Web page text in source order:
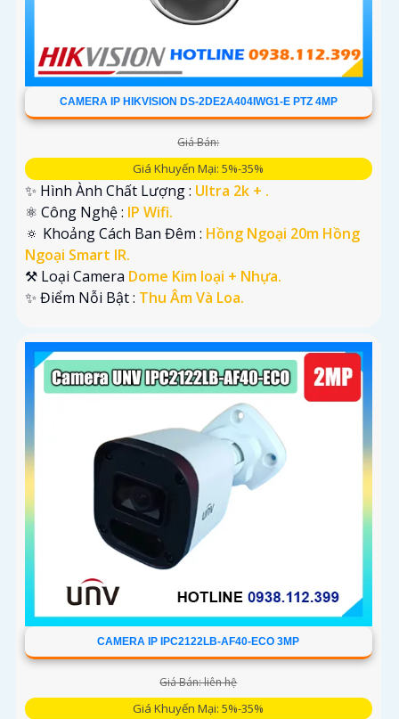
CAMERA IP HIKVISION DS-2DE2A404IWG1-E PTZ 4MP
Giá Bán:
Giá Khuyến Mại: 5%-35%
✨ Hình Ành Chất Lượng : Ultra 2k + .
⚛️ Công Nghệ : IP Wifi.
🔅 Khoảng Cách Ban Đêm : Hồng Ngoại 20m Hồng
Ngoại Smart IR.
⚒ Loại Camera Dome Kim loại + Nhựa.
️✨ Điểm Nỗi Bật : Thu Âm Và Loa.
CAMERA IP IPC2122LB-AF40-ECO 3MP
Giá Bán: liên hệ
Giá Khuyến Mại: 5%-35%